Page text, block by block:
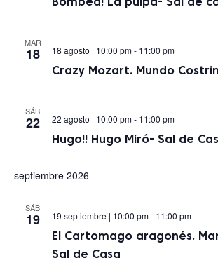
Bombea! La pulpa- Sal de
MAR
18
Crazy Mozart. Mundo
18 agosto | 10:00 pm- 11:00 pm
SÁB
22
Hugo!! Hugo Miró- Sal de
22 agosto | 10:00 pm- 11:00 pm
septiembre 2026
SÁB
19
El Cartomago aragonés.
Sal de Casa
19 septiembre | 10:00 pm- 11:00 pm